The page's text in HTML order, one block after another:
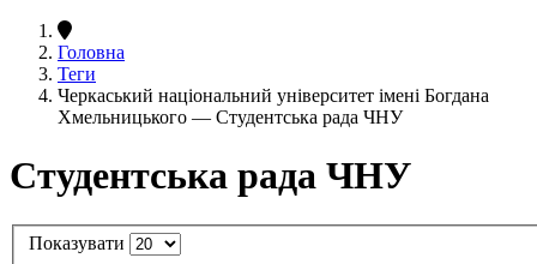
Головна
Теги
Черкаський національний університет імені Богдана
Хмельницького — Студентська рада ЧНУ
Студентська рада ЧНУ
Показувати